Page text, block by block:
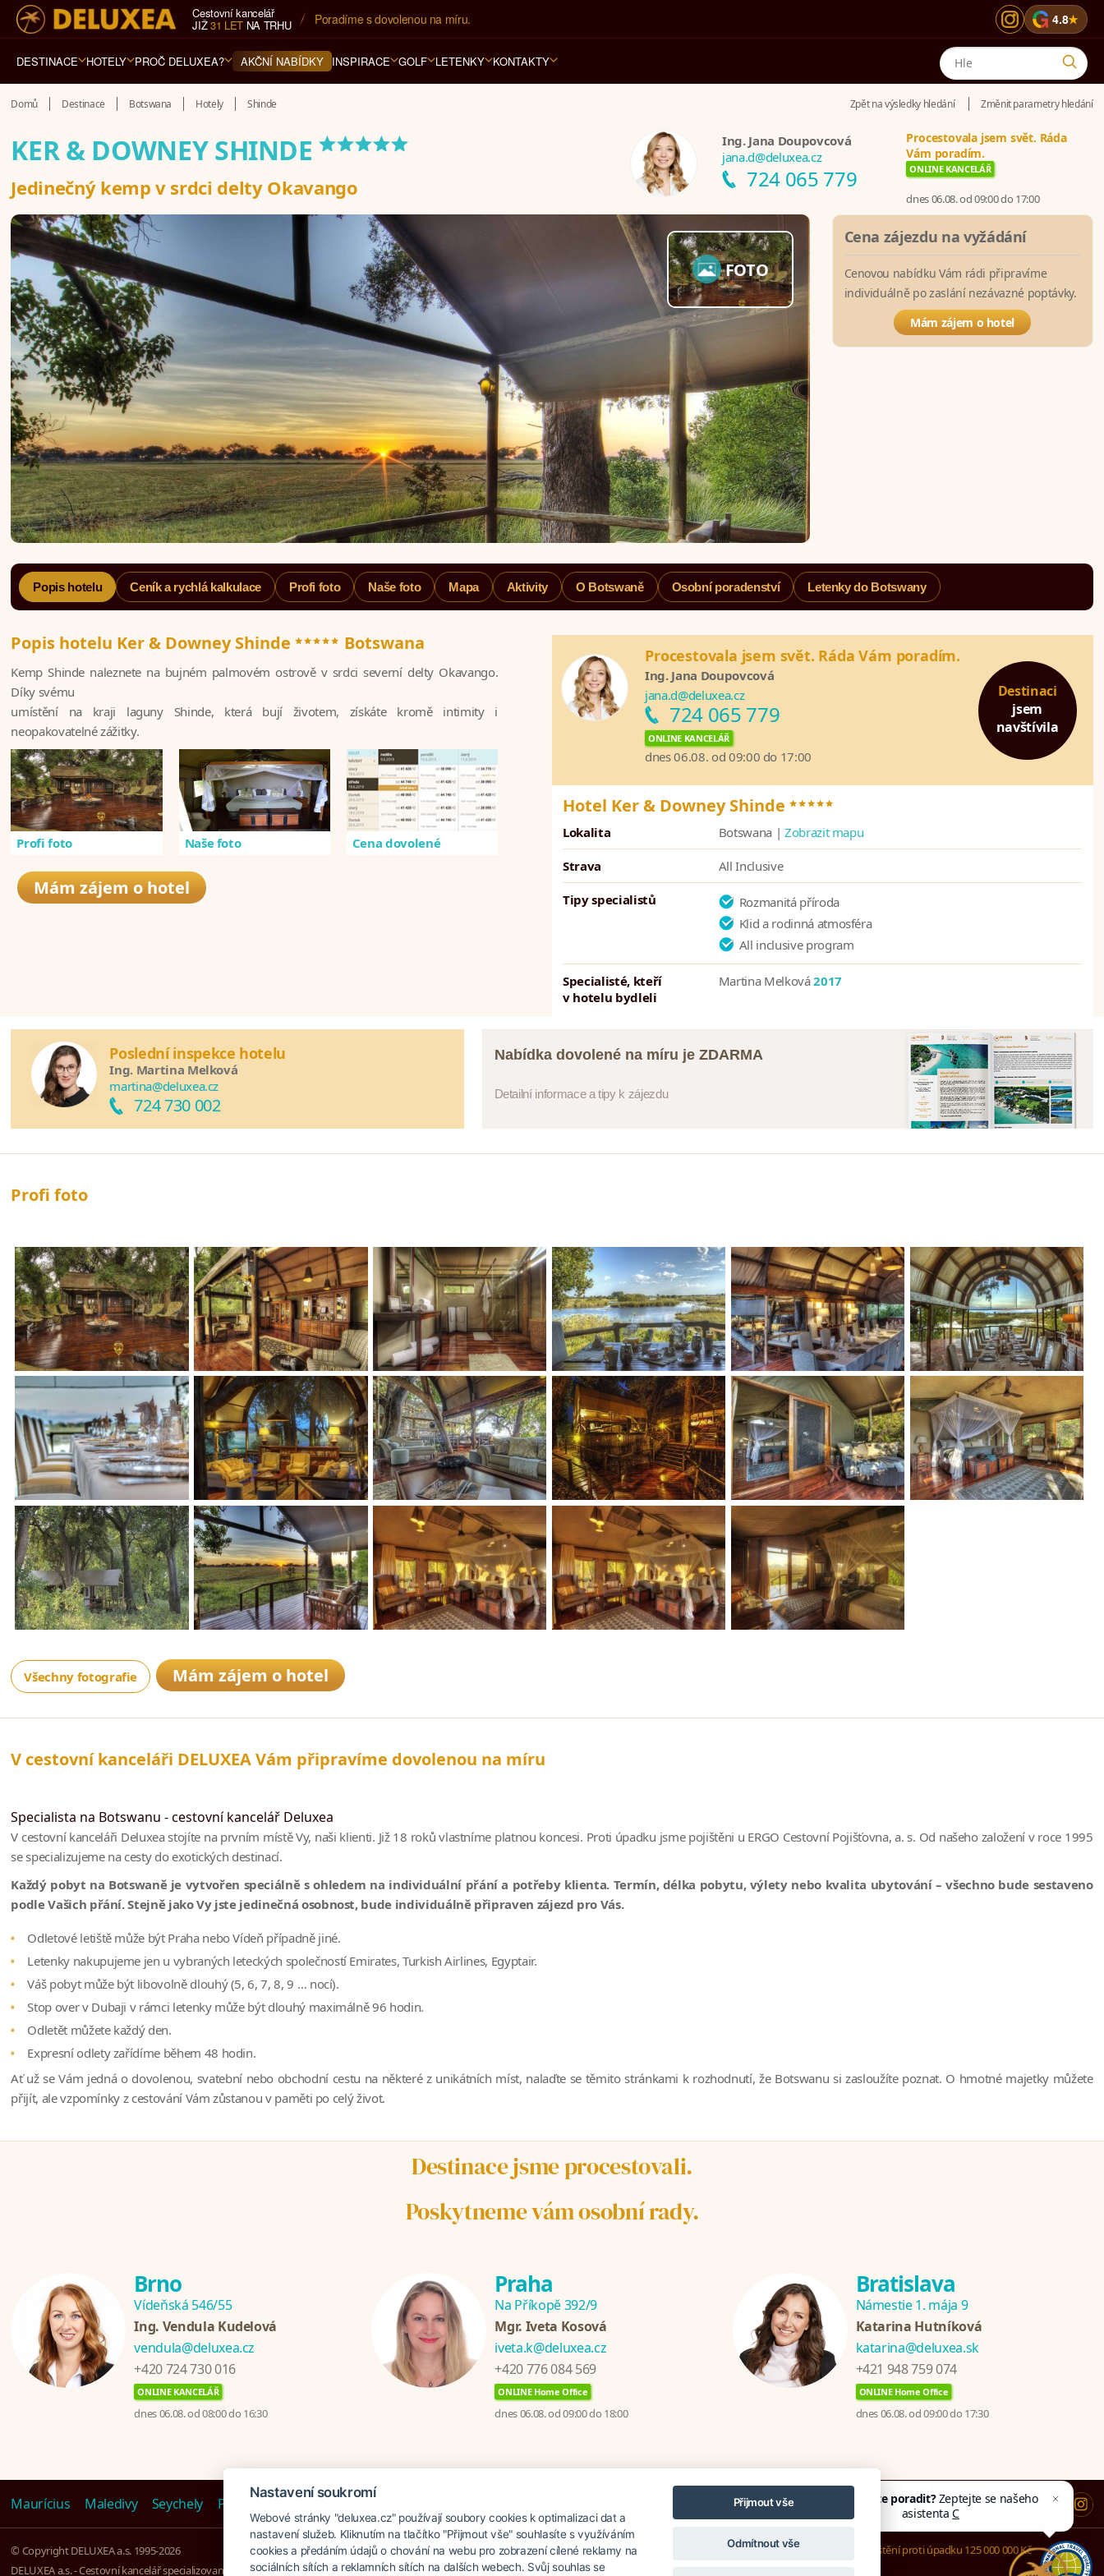
Cestovní kancelář
JIŽ31 LETNA TRHU 5* cestovní kancelář na luxusní dovolenou od 100.000 Kč. G 4.8★
DESTINACE HOTELY PROČ DELUXEA? AKČNÍ NABÍDKY INSPIRACE GOLF LETENKY KONTAKTY
Domů Destinace Botswana Hotely Shinde Zpět na výsledky hledání Změnit parametry hledání
KER & DOWNEY SHINDE*****
Jedinečný kemp v srdci delty Okavango
Ing. Jana Doupovcová
jana.d@deluxea.cz
724 065 779
Procestovala jsem svět. Ráda
Vám poradím.
ONLINE KANCELÁŘ
dnes 06.08. od 09:00 do 17:00
FOTO
Cena zájezdu na vyžádání
Cenovou nabídku Vám rádi připravíme
individuálně po zaslání nezávazné poptávky.
Mám zájem o hotel
Popis hotelu Ceník a rychlá kalkulace Profi foto Naše foto Mapa Aktivity O Botswaně Osobní poradenství Letenky do Botswany
Destinaci
jsem
navštívila
Procestovala jsem svět. Ráda Vám poradím.
Ing. Jana Doupovcová
jana.d@deluxea.cz
724 065 779
ONLINE KANCELÁŘ
dnes 06.08. od 09:00 do 17:00
Hotel Ker & Downey Shinde*****
Lokalita Botswana | Zobrazit mapu
Strava All Inclusive
Tipy specialistů
Rozmanitá příroda
Klid a rodinná atmosféra
All inclusive program
Specialisté, kteří
v hotelu bydleli
Martina Melková2017
Popis hotelu Ker & Downey Shinde***** Botswana
Kemp Shinde naleznete na bujném palmovém ostrově v srdci severní delty Okavango.
Díky svému
umístění na kraji laguny Shinde, která bují životem, získáte kromě intimity i
neopakovatelné zážitky.
Profi foto Naše foto Cena dovolené
Mám zájem o hotel
Poslední inspekce hotelu
Ing. Martina Melková
martina@deluxea.cz
724 730 002
Nabídka dovolené na míru je ZDARMA
Detailní informace a tipy k zájezdu
Profi foto
Všechny fotografie Mám zájem o hotel
V cestovní kanceláři DELUXEA Vám připravíme dovolenou na míru
Specialista na Botswanu - cestovní kancelář Deluxea
V cestovní kanceláři Deluxea stojíte na prvním místě Vy, naši klienti. Již 18 roků vlastníme platnou koncesi. Proti úpadku jsme pojištěni u ERGO Cestovní Pojišťovna, a. s. Od našeho založení v roce 1995
se specializujeme na cesty do exotických destinací.
Každý pobyt na Botswaně je vytvořen speciálně s ohledem na individuální přání a potřeby klienta. Termín, délka pobytu, výlety nebo kvalita ubytování – všechno bude sestaveno
podle Vašich přání. Stejně jako Vy jste jedinečná osobnost, bude individuálně připraven zájezd pro Vás.
Odletové letiště může být Praha nebo Vídeň případně jiné.
Letenky nakupujeme jen u vybraných leteckých společností Emirates, Turkish Airlines, Egyptair.
Váš pobyt může být libovolně dlouhý (5, 6, 7, 8, 9 … nocí).
Stop over v Dubaji v rámci letenky může být dlouhý maximálně 96 hodin.
Odletět můžete každý den.
Expresní odlety zařídíme během 48 hodin.
Ať už se Vám jedná o dovolenou, svatební nebo obchodní cestu na některé z unikátních míst, nalaďte se těmito stránkami k rozhodnutí, že Botswanu si zasloužíte poznat. O hmotné majetky můžete
přijít, ale vzpomínky z cestování Vám zůstanou v paměti po celý život.
Destinace jsme procestovali.
Poskytneme vám osobní rady.
Brno
Vídeňská 546/55
Ing. Vendula Kudelová
vendula@deluxea.cz
+420 724 730 016
ONLINE KANCELÁŘ
dnes 06.08. od 08:00 do 16:30
Praha
Na Příkopě 392/9
Mgr. Iveta Kosová
iveta.k@deluxea.cz
+420 776 084 569
ONLINE Home Office
dnes 06.08. od 09:00 do 18:00
Bratislava
Námestie 1. mája 9
Katarina Hutníková
katarina@deluxea.sk
+421 948 759 074
ONLINE Home Office
dnes 06.08. od 09:00 do 17:30
Maurícius Maledivy Seychely Polynésie Emiráty
© Copyright DELUXEA a.s. 1995-2026
DELUXEA a.s. - Cestovní kancelář specializovaná na Zájezdy na klíč, založena roku 1995
Pojištění proti úpadku 125 000 000 Kč
Nastavení soukromí
Webové stránky "deluxea.cz" používají soubory cookies k optimalizaci dat a
nastavení služeb. Kliknutím na tlačítko "Přijmout vše" souhlasíte s využíváním
cookies a předáním údajů o chování na webu pro zobrazení cílené reklamy na
sociálních sítích a reklamních sítích na dalších webech. Svůj souhlas se
Přijmout vše
Odmítnout vše
Potřebujete poradit?Zeptejte se našeho
asistentaChettyho